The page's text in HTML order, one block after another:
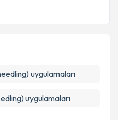
verilerimin belirtilen
uygulamaları
uygulamaları